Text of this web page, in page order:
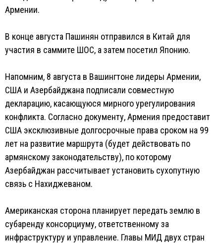
Армении.
В конце августа Пашинян отправился в Китай для
участия в саммите ШОС, а затем посетил Японию.
Напомним, 8 августа в Вашингтоне лидеры Армении,
США и Азербайджана подписали совместную
декларацию, касающуюся мирного урегулирования
конфликта. Согласно документу, Армения предоставит
США эксклюзивные долгосрочные права сроком на 99
лет на развитие маршрута (будет действовать по
армянскому законодательству), по которому
Азербайджан рассчитывает установить сухопутную
связь с Нахиджеваном.
Американская сторона планирует передать землю в
субаренду консорциуму, ответственному за
инфраструктуру и управление. Главы МИД двух стран